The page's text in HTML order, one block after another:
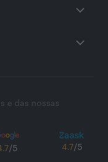
e das nossas
/5 4.7/5